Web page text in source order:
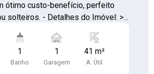
ótimo custo-benefício, perfeito
do Imóvel: >
Varanda: área para descanso >
armários planejados, e geladeira >
e com armários > Banheiro:
1
Banho
1
Garagem
41 m²
A. Útil